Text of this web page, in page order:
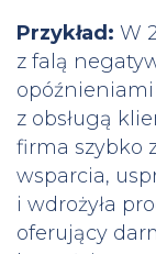
Przykład: W
z falą
z obsługą
firma szybko
wsparcia,
i wdrożyła
oferujący